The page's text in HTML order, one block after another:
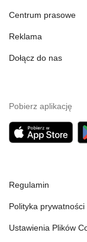
Centrum prasowe
Reklama
Dołącz do nas
Pobierz aplikację
Regulamin
Polityka prywatności
Ustawienia Plików